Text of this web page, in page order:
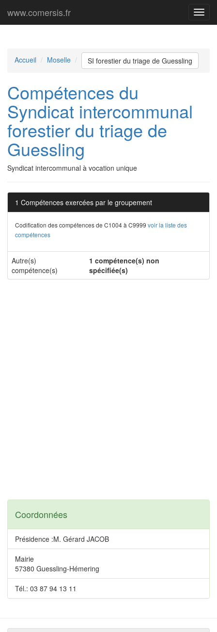
Menu
www.comersis.fr
Accueil Moselle SI forestier du triage de Guessling
Compétences du
Syndicat intercommunal
forestier du triage de
Guessling
Syndicat intercommunal à vocation unique
1 Compétences exercées par le groupement
Codification des compétences de C1004 à C9999 voir la liste des
compétences
Autre(s)
compétence(s)
1 compétence(s) non
spécifiée(s)
Coordonnées
Présidence :M. Gérard JACOB
Mairie
57380 Guessling-Hémering
Tél.: 03 87 94 13 11